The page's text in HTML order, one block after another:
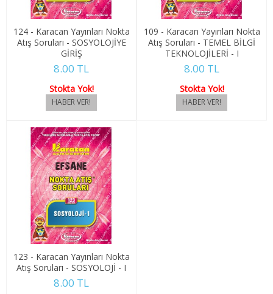
4. SINIF 8. YARIYIL KONAKLAMA İŞL
TÜRK DİLİ VE EDEBİYATI
1. SINIF 1. YARIYIL TÜRK DİLİ
1. SINIF 2. YARIYIL TÜRK DİLİ
2. SINIF 4. YARIYIL TÜRK DİLİ
3. SINIF 5. YARIYIL TÜRK DİLİ
3. SINIF 6. YARIYIL TÜRK DİLİ
4. SINIF 7. YARIYIL TÜRK DİLİ
4. SINIF 8. YARIYIL TÜRK DİLİ
SOSYOLOJİ
124 - Karacan Yayınları Nokta
Atış Soruları - SOSYOLOJİYE
GİRİŞ
8.00 TL
Stokta Yok!
109 - Karacan Yayınları Nokta
Atış Soruları - TEMEL BİLGİ
TEKNOLOJİLERİ - I
8.00 TL
Stokta Yok!
123 - Karacan Yayınları Nokta
Atış Soruları - SOSYOLOJİ - I
8.00 TL